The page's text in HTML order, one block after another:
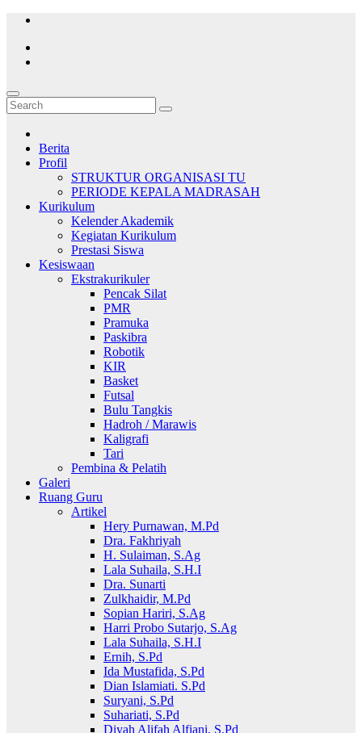
Skip
content
Berita
Profil
STRUKTUR ORGANISASI TU
PERIODE KEPALA MADRASAH
Kurikulum
Kelender Akademik
Kegiatan Kurikulum
Prestasi Siswa
Kesiswaan
Ekstrakurikuler
Pencak Silat
PMR
Pramuka
Paskibra
Robotik
KIR
Basket
Futsal
Bulu Tangkis
Hadroh / Marawis
Kaligrafi
Tari
Pembina & Pelatih
Galeri
Ruang Guru
Artikel
Hery Purnawan, M.Pd
Dra. Fakhriyah
H. Sulaiman, S.Ag
Lala Suhaila, S.H.I
Dra. Sunarti
Zulkhaidir, M.Pd
Sopian Hariri, S.Ag
Harri Probo Sutarjo, S.Ag
Lala Suhaila, S.H.I
Ernih, S.Pd
Ida Mustafida, S.Pd
Dian Islamiati. S.Pd
Suryani, S.Pd
Suhariati, S.Pd
Diyah Alifah Alfiani, S.Pd